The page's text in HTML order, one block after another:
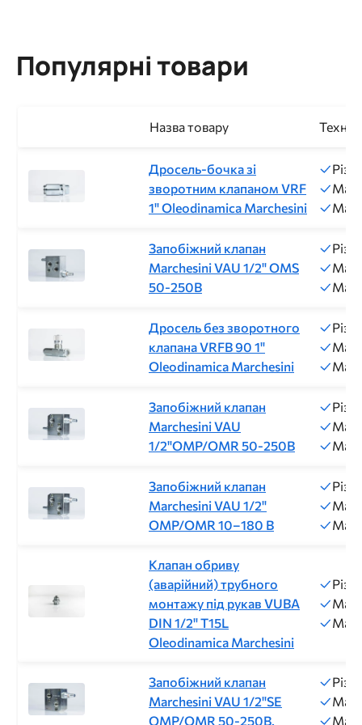
Популярні товари
Назва товару
Дросель-бочка зі
зворотним клапаном VRF
1" Oleodinamica Marchesini
Запобіжний клапан
Marchesini VAU 1/2" OMS
50-250B
Дросель без зворотного
клапана VRFB 90 1"
Oleodinamica Marchesini
Запобіжний клапан
Marchesini VAU
1/2"OMP/OMR 50-250B
Запобіжний клапан
Marchesini VAU 1/2"
OMP/OMR 10–180 B
Клапан обриву
(аварійний) трубного
монтажу під рукав VUBA
DIN 1/2" T15L
Oleodinamica Marchesini
Запобіжний клапан
Marchesini VAU 1/2"SE
OMP/OMR 50-250B.